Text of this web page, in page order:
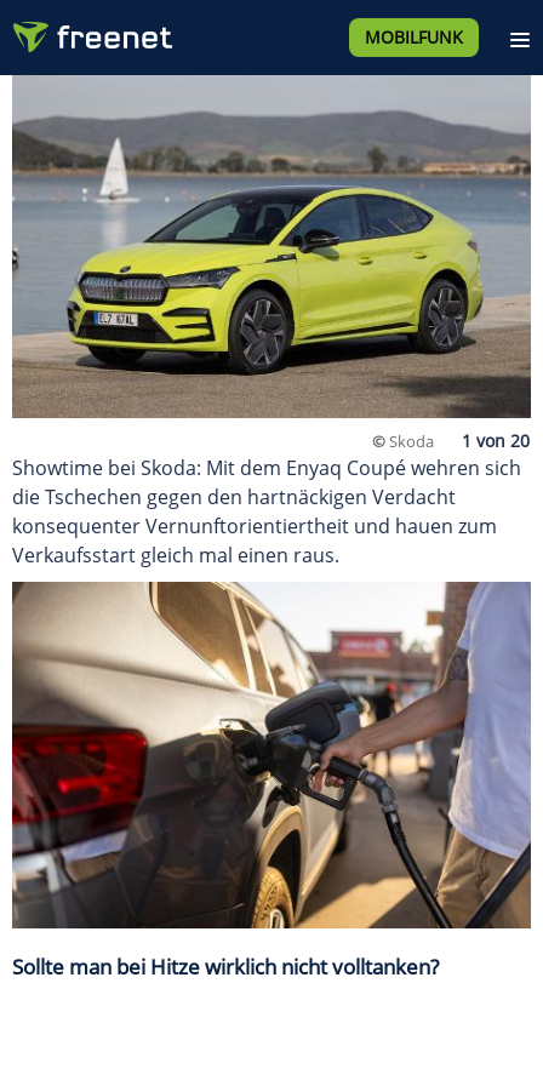
MOBILFUNK
©Skoda
Showtime bei Skoda: Mit dem Enyaq Coupé wehren sich
die Tschechen gegen den hartnäckigen Verdacht
konsequenter Vernunftorientiertheit und hauen zum
Verkaufsstart gleich mal einen raus.
Sollte man bei Hitze wirklich nicht volltanken?